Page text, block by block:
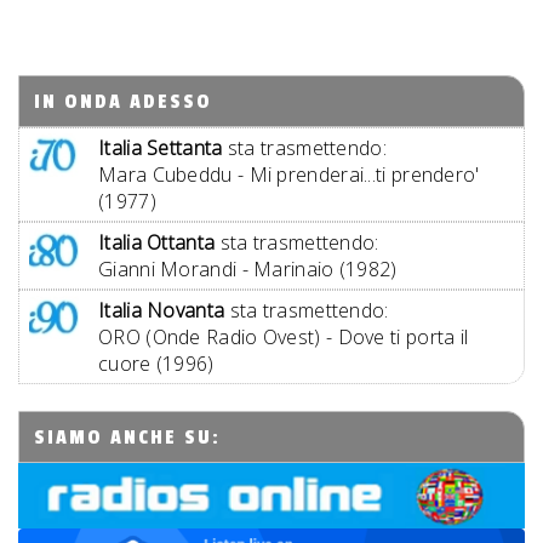
IN ONDA ADESSO
Italia Settanta sta trasmettendo:
Mara Cubeddu - Mi prenderai...ti prendero'
(1977)
Italia Ottanta sta trasmettendo:
Gianni Morandi - Marinaio (1982)
Italia Novanta sta trasmettendo:
ORO (Onde Radio Ovest) - Dove ti porta il
cuore (1996)
SIAMO ANCHE SU: